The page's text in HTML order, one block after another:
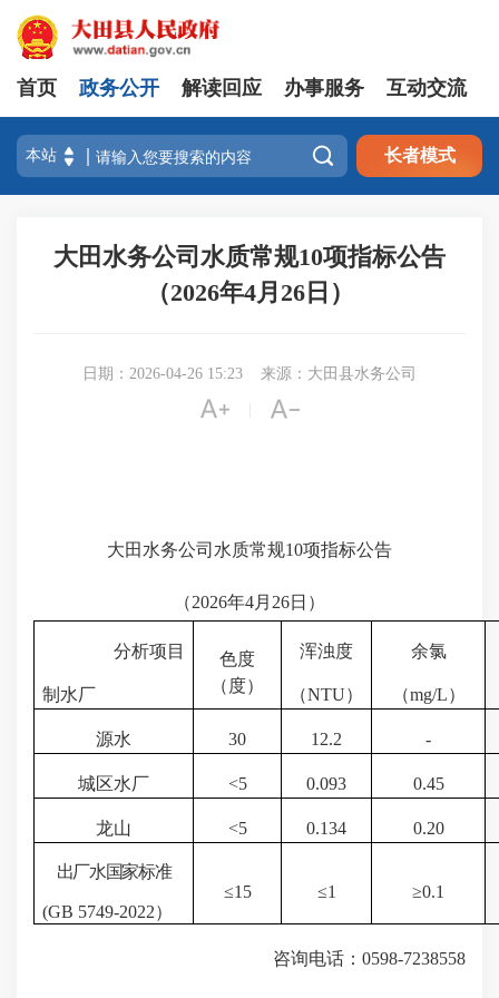
首页 政务公开 解读回应 办事服务 互动交流
 长者模式
大田水务公司水质常规10项指标公告
（2026年4月26日）
日期：2026-04-26 15:23 来源：大田县水务公司
 
大田水务公司水质常规10项指标公告
（2026年4月26日）
分析项目
制水厂
色度
（度）
浑浊度
（NTU）
余氯
（mg/L）
源水 30 12.2 -
城区水厂 <5 0.093 0.45
龙山 <5 0.134 0.20
出厂水国家标准
(GB 5749-2022）
≤15 ≤1 ≥0.1
咨询电话： 0598-7238558